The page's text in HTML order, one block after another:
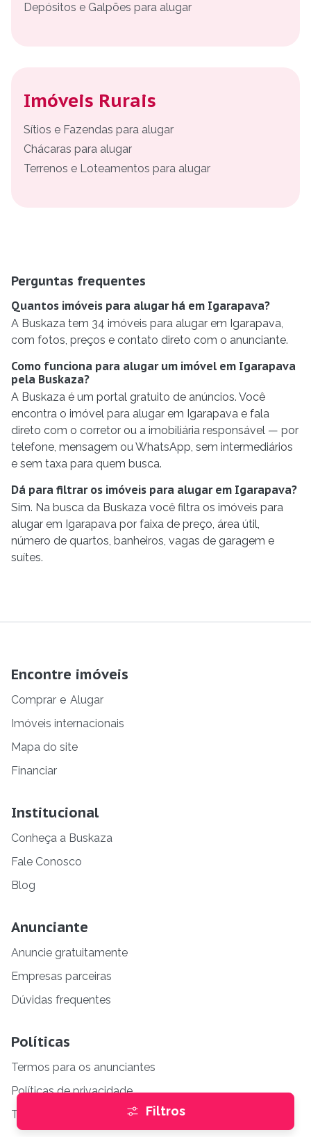
Filtros
Depósitos e Galpões para alugar
Imóveis Rurais
Sítios e Fazendas para alugar
Chácaras para alugar
Terrenos e Loteamentos para alugar
Perguntas frequentes
Quantos imóveis para alugar há em Igarapava?
A Buskaza tem 34 imóveis para alugar em Igarapava,
com fotos, preços e contato direto com o anunciante.
Como funciona para alugar um imóvel em Igarapava
pela Buskaza?
A Buskaza é um portal gratuito de anúncios. Você
encontra o imóvel para alugar em Igarapava e fala
direto com o corretor ou a imobiliária responsável — por
telefone, mensagem ou WhatsApp, sem intermediários
e sem taxa para quem busca.
Dá para filtrar os imóveis para alugar em Igarapava?
Sim. Na busca da Buskaza você filtra os imóveis para
alugar em Igarapava por faixa de preço, área útil,
número de quartos, banheiros, vagas de garagem e
suítes.
Encontre imóveis
Comprar e Alugar
Imóveis internacionais
Mapa do site
Financiar
Institucional
Conheça a Buskaza
Fale Conosco
Blog
Anunciante
Anuncie gratuitamente
Empresas parceiras
Dúvidas frequentes
Políticas
Termos para os anunciantes
Políticas de privacidade
Termos de uso